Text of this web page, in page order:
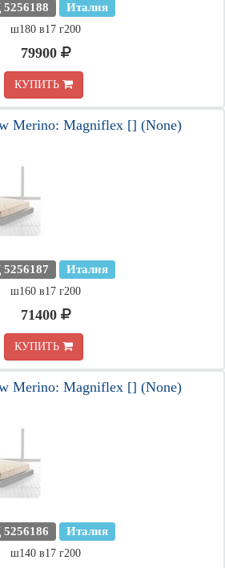
Италия
ш180 в17 г200
79900
КУПИТЬ
Merino: Magniflex [] (None)
Италия
ш160 в17 г200
71400
КУПИТЬ
Merino: Magniflex [] (None)
Италия
ш140 в17 г200